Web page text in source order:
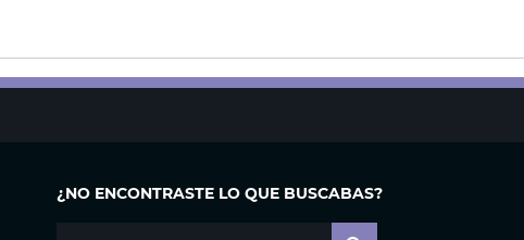
¿NO ENCONTRASTE LO QUE BUSCABAS?